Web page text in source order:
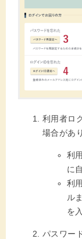
利用者ロ
場合があ
利
に
利
ル
を
パスワー